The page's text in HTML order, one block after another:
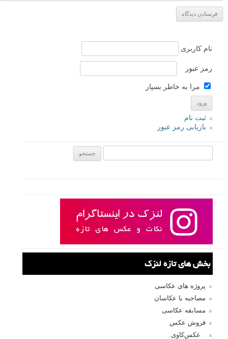
نام کاربری
رمز عبور
مرا به خاطر بسپار
ثبت نام
بازیابی رمز عبور
بخش های تازه لنزک
پروژه های عکاسی
مصاحبه با عکاسان
مسابقه عکاسی
فروش عکس
عکس‌کاوی